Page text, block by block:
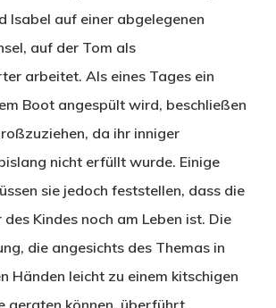
Isabel auf einer abgelegenen
auf der Tom als
arbeitet. Als eines Tages ein
Boot angespült wird, beschließen
da ihr inniger
nicht erfüllt wurde. Einige
sie jedoch feststellen, dass die
Kindes noch am Leben ist. Die
die angesichts des Themas in
Händen leicht zu einem kitschigen
geraten können, überführt